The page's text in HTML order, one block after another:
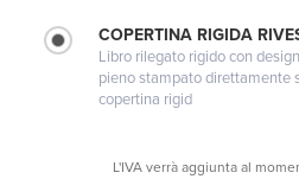
COPERTINA RIGIDA
Libro rilegato rigido con
pieno stampato direttamente
copertina rigid
L'IVA verrà aggiunta al